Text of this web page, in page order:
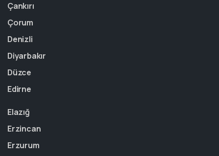
Çankırı
Çorum
Denizli
Diyarbakır
Düzce
Edirne
Elazığ
Erzincan
Erzurum